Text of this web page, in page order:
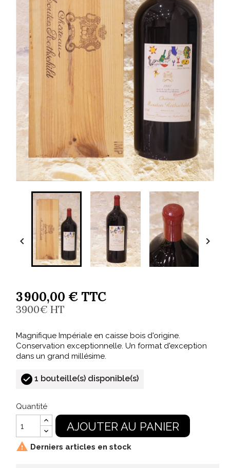
 
3 900,00 € TTC
3900€ HT
Magnifique Impériale en caisse bois d'origine.
Conservation exceptionnelle. Un format d'exception
dans un grand millésime.
1 bouteille(s) disponible(s)
Quantité
AJOUTER AU PANIER
 Derniers articles en stock